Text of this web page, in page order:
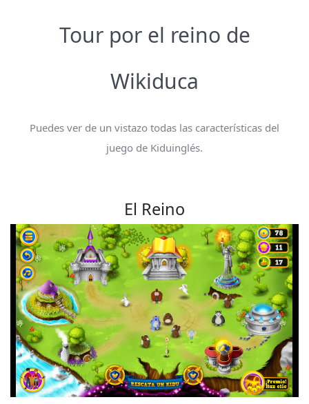
Tour por el reino de
Wikiduca
Puedes ver de un vistazo todas las características del
juego de Kiduinglés.
El Reino